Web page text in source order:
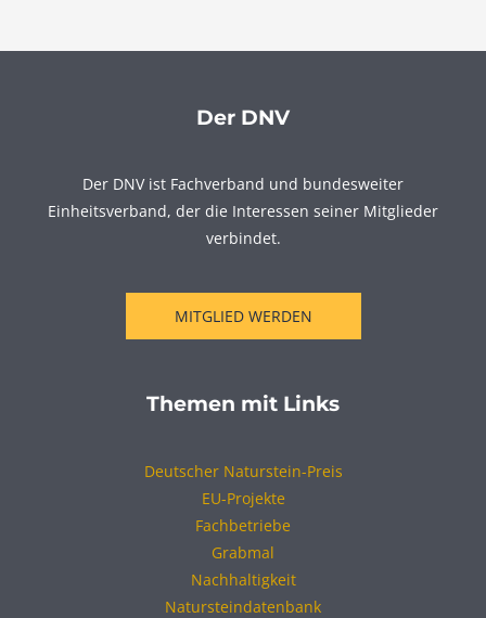
Der DNV
Der DNV ist Fachverband und bundesweiter
Einheitsverband, der die Interessen seiner Mitglieder
verbindet.
MITGLIED WERDEN
Themen mit Links
Deutscher Naturstein-Preis
EU-Projekte
Fachbetriebe
Grabmal
Nachhaltigkeit
Natursteindatenbank